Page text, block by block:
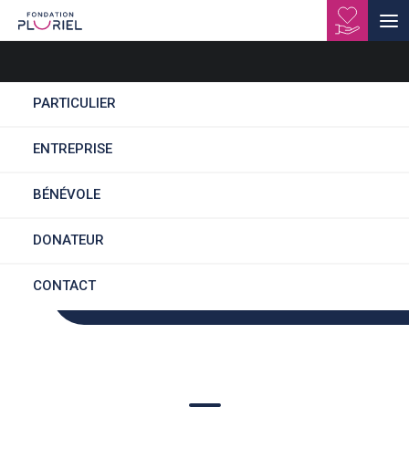
PARTICULIER
ENTREPRISE
BÉNÉVOLE
DONATEUR
CONTACTUn accompagnement en continu